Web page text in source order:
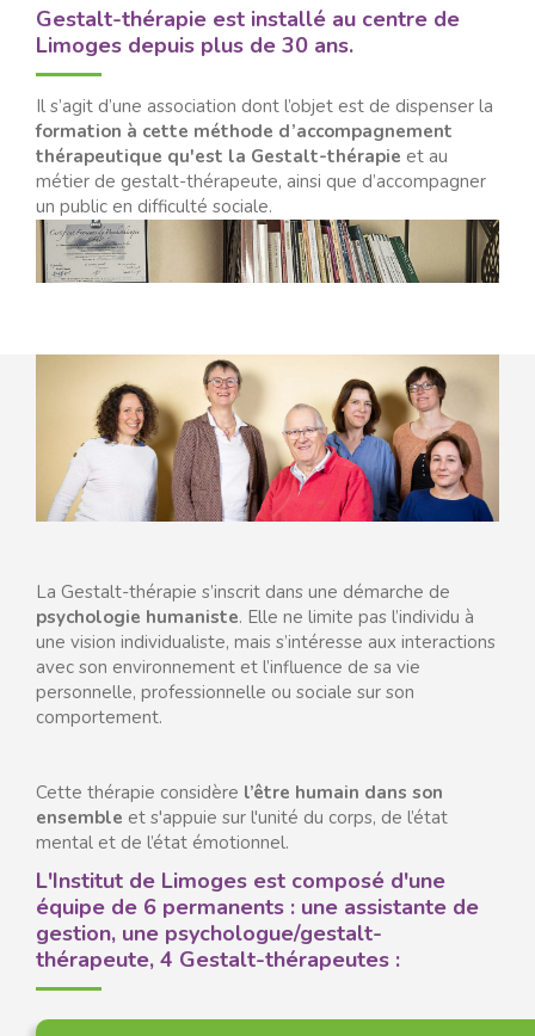
Gestalt-thérapie est installé au centre de
Limoges depuis plus de 30 ans.
Il s’agit d’une association dont l’objet est de dispenser la
formation à cette méthode d’accompagnement
thérapeutique qu'est la Gestalt-thérapie et au
métier de gestalt-thérapeute, ainsi que d’accompagner
un public en difficulté sociale.
La Gestalt-thérapie s’inscrit dans une démarche de
psychologie humaniste. Elle ne limite pas l’individu à
une vision individualiste, mais s’intéresse aux interactions
avec son environnement et l’influence de sa vie
personnelle, professionnelle ou sociale sur son
comportement.
Cette thérapie considère l’être humain dans son
ensemble et s'appuie sur l'unité du corps, de l’état
mental et de l’état émotionnel.
L'Institut de Limoges est composé d'une
équipe de 6 permanents : une assistante de
gestion, une psychologue/gestalt-
thérapeute, 4 Gestalt-thérapeutes :